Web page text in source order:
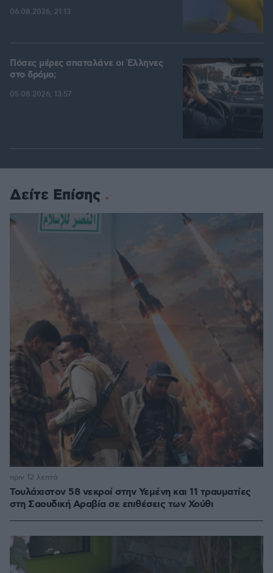
06.08.2026, 21:13
Πόσες μέρες σπαταλάνε οι Έλληνες
στο δρόμο;
05.08.2026, 13:57
Δείτε Επίσης
Τουλάχιστον 58 νεκροί στην Υεμένη και 11 τραυματίες
στη Σαουδική Αραβία σε επιθέσεις των Χούθι
πριν 12 λεπτά